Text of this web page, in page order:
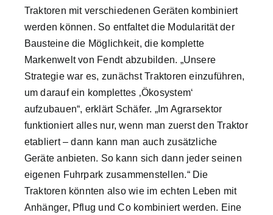
Traktoren mit verschiedenen Geräten kombiniert
werden können. So entfaltet die Modularität der
Bausteine die Möglichkeit, die komplette
Markenwelt von Fendt abzubilden. „Unsere
Strategie war es, zunächst Traktoren einzuführen,
um darauf ein komplettes ‚Ökosystem‘
aufzubauen“, erklärt Schäfer. „Im Agrarsektor
funktioniert alles nur, wenn man zuerst den Traktor
etabliert – dann kann man auch zusätzliche
Geräte anbieten. So kann sich dann jeder seinen
eigenen Fuhrpark zusammenstellen.“ Die
Traktoren könnten also wie im echten Leben mit
Anhänger, Pflug und Co kombiniert werden. Eine